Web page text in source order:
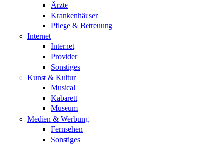
Ärzte
Krankenhäuser
Pflege & Betreuung
Internet
Internet
Provider
Sonstiges
Kunst & Kultur
Musical
Kabarett
Museum
Medien & Werbung
Fernsehen
Sonstiges